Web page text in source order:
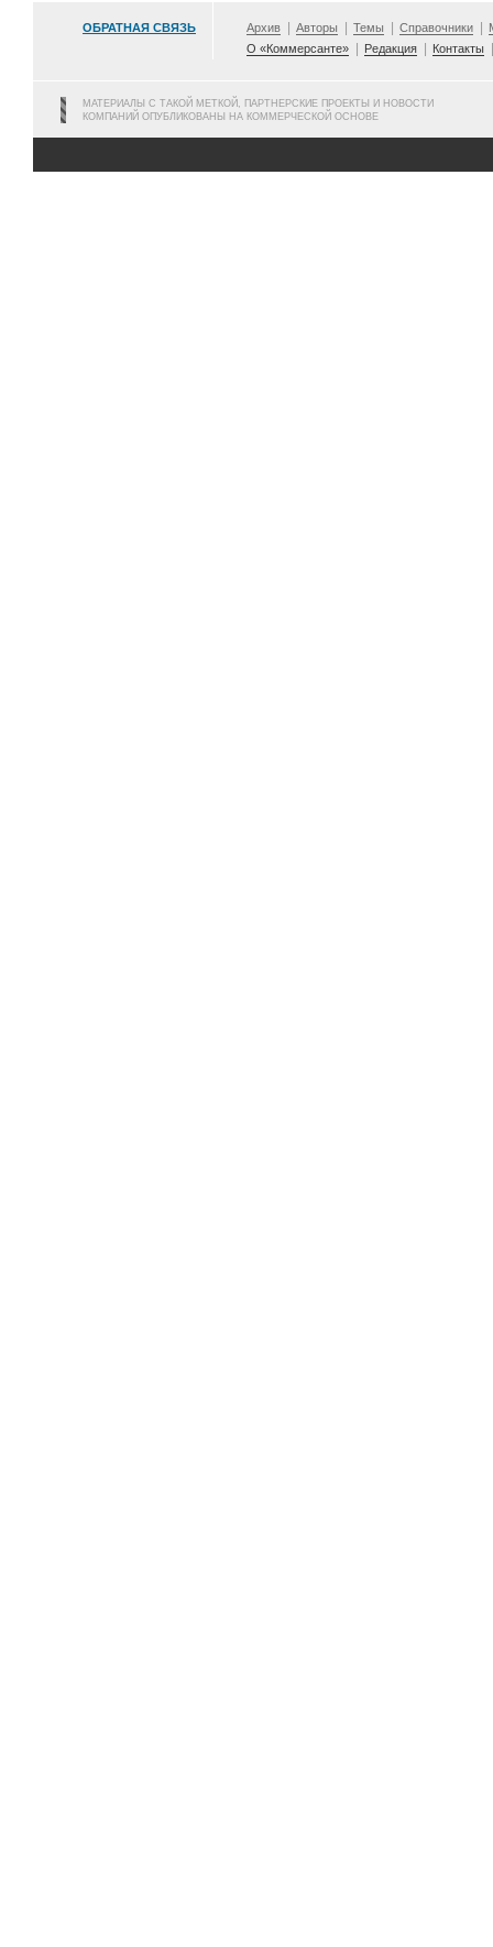
ОБРАТНАЯ СВЯЗЬ Архив Авторы Темы Справочники
О «Коммерсанте»
Редакция Контакты
МАТЕРИАЛЫ С ТАКОЙ МЕТКОЙ, ПАРТНЕРСКИЕ ПРОЕКТЫ И НОВОСТИ
КОМПАНИЙ ОПУБЛИКОВАНЫ НА КОММЕРЧЕСКОЙ ОСНОВЕ